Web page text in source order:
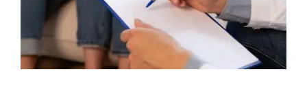
Avaliação psicológica completa